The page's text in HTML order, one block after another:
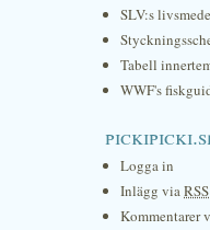
SLV:s
Tabell
WWF's
Logga in
Inlägg viaRSS
Kommentarer